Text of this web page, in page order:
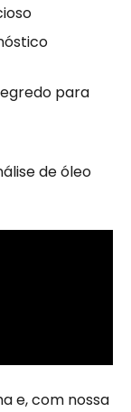
para
de óleo
e, com nossa